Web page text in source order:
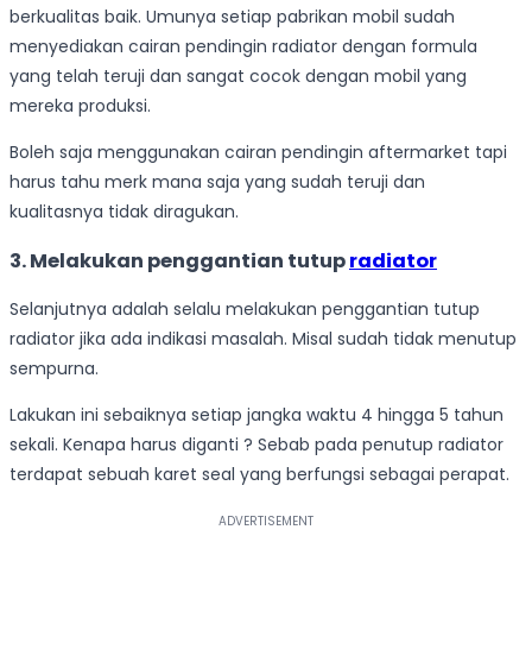
berkualitas baik. Umunya setiap pabrikan mobil sudah
menyediakan cairan pendingin radiator dengan formula
yang telah teruji dan sangat cocok dengan mobil yang
mereka produksi.
Boleh saja menggunakan cairan pendingin aftermarket tapi
harus tahu merk mana saja yang sudah teruji dan
kualitasnya tidak diragukan.
3. Melakukan penggantian tutupradiator
Selanjutnya adalah selalu melakukan penggantian tutup
radiator jika ada indikasi masalah. Misal sudah tidak menutup
sempurna.
Lakukan ini sebaiknya setiap jangka waktu 4 hingga 5 tahun
sekali. Kenapa harus diganti ? Sebab pada penutup radiator
terdapat sebuah karet seal yang berfungsi sebagai perapat.